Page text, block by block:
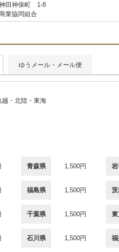
神田神保町 1-8
業協同組合
ゆうメール・メール便
・北陸・東海
青森県 1,500円
福島県 1,500円
千葉県 1,500円
石川県 1,500円